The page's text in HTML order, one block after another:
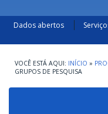
Dados abertos
INÍCIO »
GRUPOS DE PESQUISA